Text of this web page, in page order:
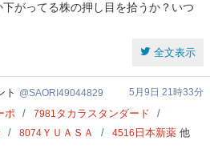
下がってる株の押し目を拾うか？いつ
全文表示
ト SAORI49044829
5月9日 21時33分
ポ 7981タカラスタンダード
8074 ＹＵＡＳＡ 4516 日本新薬 他